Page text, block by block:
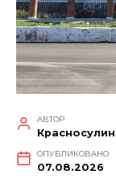
АВТОР
ОПУБЛИКОВАНО
07.08.2026